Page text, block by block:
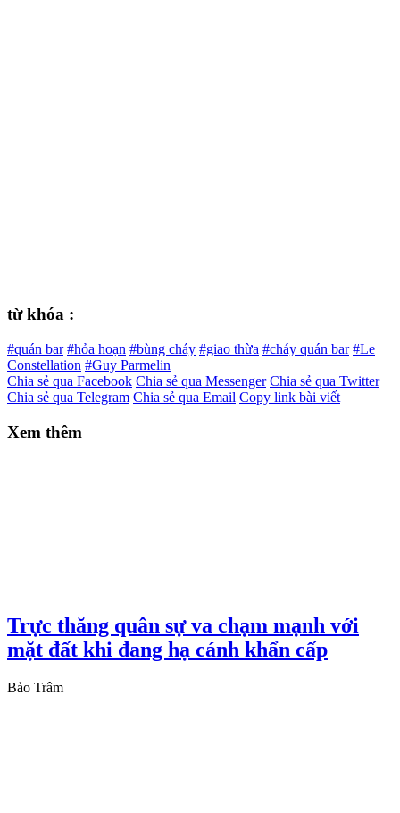
từ khóa :
#quán bar #hỏa hoạn #bùng cháy #giao thừa #cháy quán bar #Le
Constellation #Guy Parmelin
Chia sẻ qua Facebook Chia sẻ qua Messenger Chia sẻ qua Twitter
Chia sẻ qua Telegram Chia sẻ qua Email Copy link bài viết
Xem thêm
Trực thăng quân sự va chạm mạnh với
mặt đất khi đang hạ cánh khẩn cấp
Bảo Trâm